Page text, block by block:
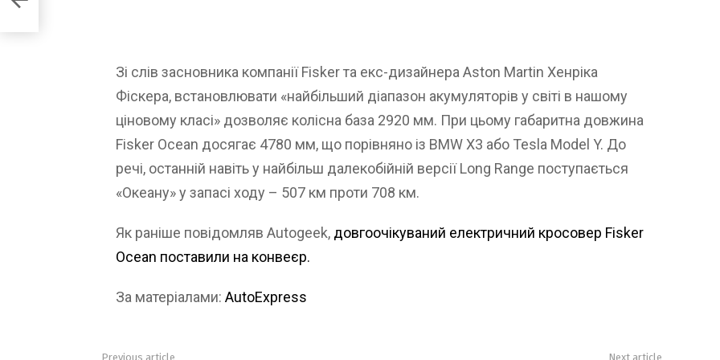
Зі слів засновника компанії Fisker та екс-дизайнера Aston Martin Хенріка
Фіскера, встановлювати «найбільший діапазон акумуляторів у світі в нашому
ціновому класі» дозволяє колісна база 2920 мм. При цьому габаритна довжина
Fisker Ocean досягає 4780 мм, що порівняно із BMW X3 або Tesla Model Y. До
речі, останній навіть у найбільш далекобійній версії Long Range поступається
«Океану» у запасі ходу – 507 км проти 708 км.
Як раніше повідомляв Autogeek, довгоочікуваний електричний кросовер Fisker
Ocean поставили на конвеєр.
За матеріалами: AutoExpress
Previous article Next article